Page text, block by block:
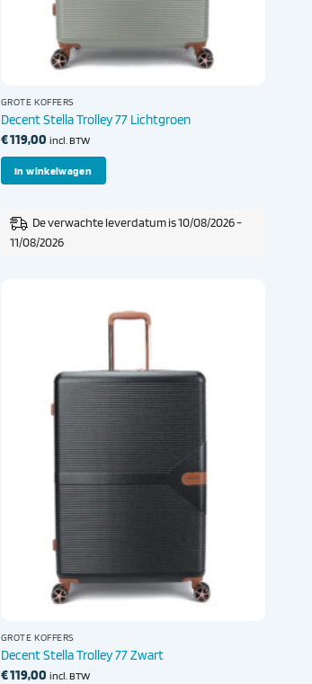
GROTE KOFFERS
Decent Stella Trolley 77 Lichtgroen
€119,00 incl. BTW
In winkelwagen
De verwachte leverdatum is 10/08/2026 -
11/08/2026
GROTE KOFFERS
Decent Stella Trolley 77 Zwart
€119,00 incl. BTW